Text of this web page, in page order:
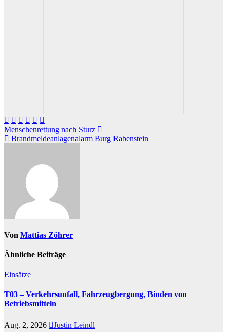
Beitragsnavigation
Menschenrettung nach Sturz
Brandmeldeanlagenalarm Burg Rabenstein
Von Mattias Zöhrer
Ähnliche Beiträge
Einsätze
T03 – Verkehrsunfall, Fahrzeugbergung, Binden von
Betriebsmitteln
Aug. 2, 2026
Justin Leindl